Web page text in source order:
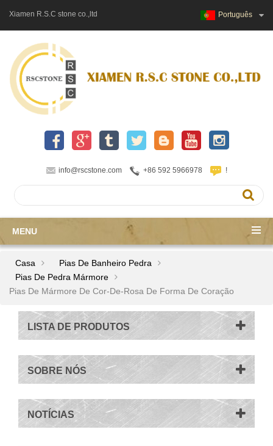
Xiamen R.S.C stone co.,ltd Português
info@rscstone.com +86 592 5966978 !
MENU
Casa
Pias De Banheiro Pedra
Pias De Pedra Mármore
Pias De Mármore De Cor-De-Rosa De Forma De Coração
LISTA DE PRODUTOS
SOBRE NÓS
NOTÍCIAS